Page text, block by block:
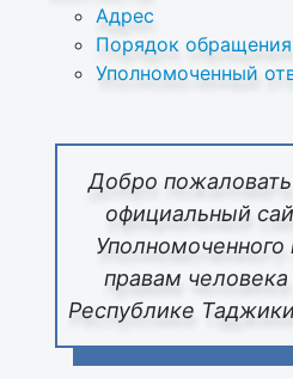
Адрес
Порядок
Уполномоченный
Добро пожаловать
официальный
Уполномоченного
правам человека
Республике